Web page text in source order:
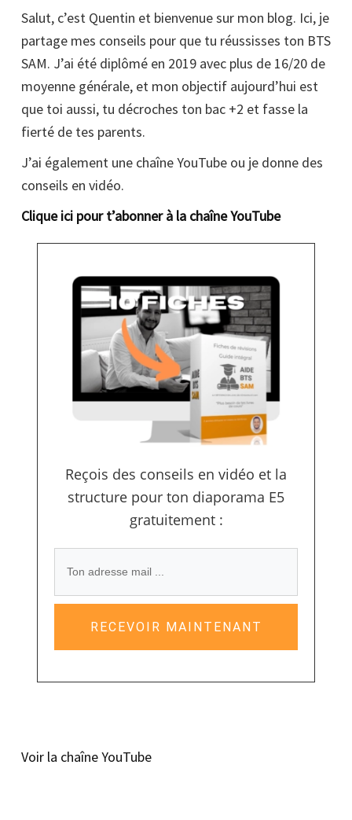
Salut, c’est Quentin et bienvenue sur mon blog. Ici, je
partage mes conseils pour que tu réussisses ton BTS
SAM. J’ai été diplômé en 2019 avec plus de 16/20 de
moyenne générale, et mon objectif aujourd’hui est
que toi aussi, tu décroches ton bac +2 et fasse la
fierté de tes parents.
J’ai également une chaîne YouTube ou je donne des
conseils en vidéo.
Clique ici pour t’abonner à la chaîne YouTube
Reçois des conseils en vidéo et la
structure pour ton diaporama E5
gratuitement :
RECEVOIR MAINTENANT
Voir la chaîne YouTube